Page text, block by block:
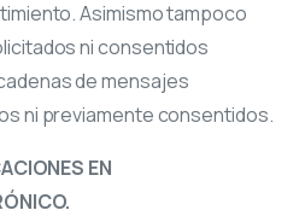
Asimismo tampoco
ni consentidos
de mensajes
ni previamente consentidos.
EN